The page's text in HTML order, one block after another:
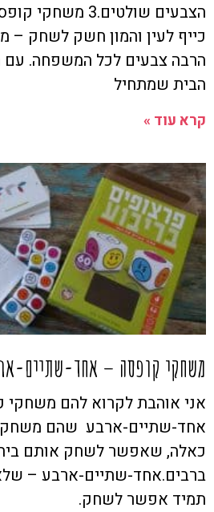
הצבעים
כייף לעין והמון חשק לשחק
הרבה צבעים לכל המשפחה. עם
הבית שמתחיל
קרא עוד »
משחקי קופסה – אחד-שתיים-ארבע –
אני אוהבת לקרוא להם משחקי
אחד-שתיים-ארבע שהם
כאלה, שאפשר לשחק אותם
ברבים.אחד-שתיים-ארבע –
תמיד אפשר לשחק.